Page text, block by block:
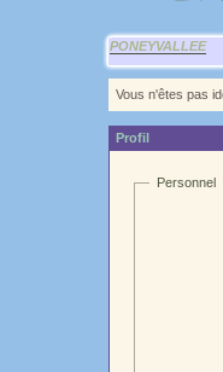
PONEYVALLEE
Vous n'êtes pas
Profil
Personnel